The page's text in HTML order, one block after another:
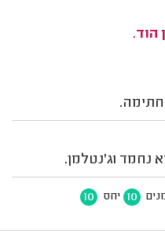
הוד.
חתימה.
נחמד וג'נטלמן.
10 יחס 10